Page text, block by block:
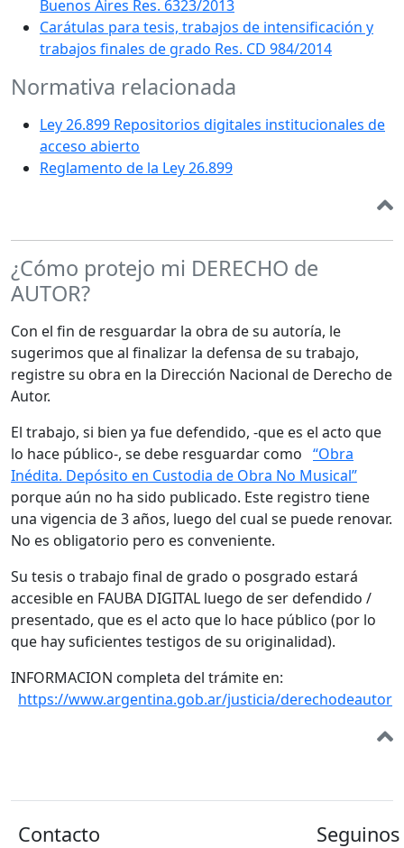
Buenos Aires Res. 6323/2013
Carátulas para tesis, trabajos de intensificación y
trabajos finales de grado Res. CD 984/2014
Normativa relacionada
Ley 26.899 Repositorios digitales institucionales de
acceso abierto
Reglamento de la Ley 26.899
¿Cómo protejo mi DERECHO de
AUTOR?
Con el fin de resguardar la obra de su autoría, le
sugerimos que al finalizar la defensa de su trabajo,
registre su obra en la Dirección Nacional de Derecho de
Autor.
El trabajo, si bien ya fue defendido, -que es el acto que
lo hace público-, se debe resguardar como “Obra
Inédita. Depósito en Custodia de Obra No Musical”
porque aún no ha sido publicado. Este registro tiene
una vigencia de 3 años, luego del cual se puede renovar.
No es obligatorio pero es conveniente.
Su tesis o trabajo final de grado o posgrado estará
accesible en FAUBA DIGITAL luego de ser defendido /
presentado, que es el acto que lo hace público (por lo
que hay suficientes testigos de su originalidad).
INFORMACION completa del trámite en:
https://www.argentina.gob.ar/justicia/derechodeautor
Contacto